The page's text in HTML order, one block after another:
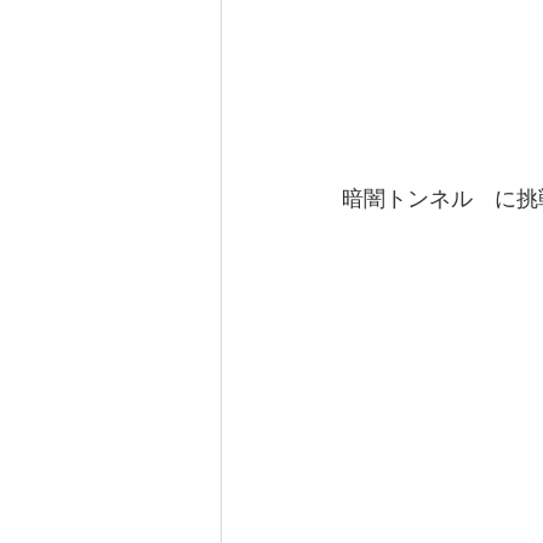
暗闇トンネル　に挑